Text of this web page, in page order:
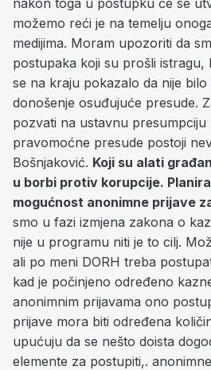
nakon toga u postupku će se
možemo reći je na temelju
medijima. Moram upozoriti da
postupaka koji su prošli istragu,
se na kraju pokazalo da nije bilo
donošenje osuđujuće presude.
pozvati na ustavnu presumpciju
pravomoćne presude postoji
Bošnjaković. Koji su alati
u borbi protiv korupcije.
mogućnost anonimne prijave
smo u fazi izmjena zakona o
nije u programu niti je to cilj.
ali po meni DORH treba
kad je počinjeno određeno
anonimnim prijavama ono
prijave mora biti određena
upućuju da se nešto doista
elemente za postupiti,.